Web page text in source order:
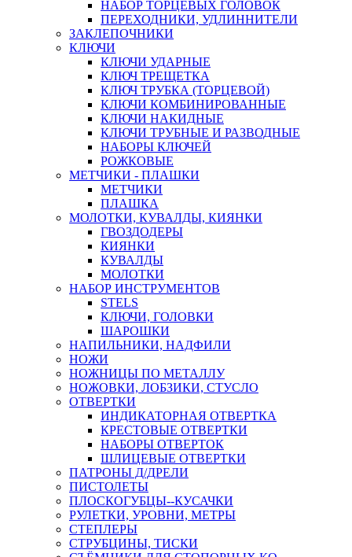
НАБОР ТОРЦЕВЫХ ГОЛОВОК
ПЕРЕХОДНИКИ, УДЛИННИТЕЛИ
ЗАКЛЕПОЧНИКИ
КЛЮЧИ
КЛЮЧИ УДАРНЫЕ
КЛЮЧ ТРЕЩЕТКА
КЛЮЧ ТРУБКА (ТОРЦЕВОЙ)
КЛЮЧИ КОМБИНИРОВАННЫЕ
КЛЮЧИ НАКИДНЫЕ
КЛЮЧИ ТРУБНЫЕ И РАЗВОДНЫЕ
НАБОРЫ КЛЮЧЕЙ
РОЖКОВЫЕ
МЕТЧИКИ - ПЛАШКИ
МЕТЧИКИ
ПЛАШКА
МОЛОТКИ, КУВАЛДЫ, КИЯНКИ
ГВОЗДОДЕРЫ
КИЯНКИ
КУВАЛДЫ
МОЛОТКИ
НАБОР ИНСТРУМЕНТОВ
STELS
КЛЮЧИ, ГОЛОВКИ
ШАРОШКИ
НАПИЛЬНИКИ, НАДФИЛИ
НОЖИ
НОЖНИЦЫ ПО МЕТАЛЛУ
НОЖОВКИ, ЛОБЗИКИ, СТУСЛО
ОТВЕРТКИ
ИНДИКАТОРНАЯ ОТВЕРТКА
КРЕСТОВЫЕ ОТВЕРТКИ
НАБОРЫ ОТВЕРТОК
ШЛИЦЕВЫЕ ОТВЕРТКИ
ПАТРОНЫ Д/ДРЕЛИ
ПИСТОЛЕТЫ
ПЛОСКОГУБЦЫ--КУСАЧКИ
РУЛЕТКИ, УРОВНИ, МЕТРЫ
СТЕПЛЕРЫ
СТРУБЦИНЫ, ТИСКИ